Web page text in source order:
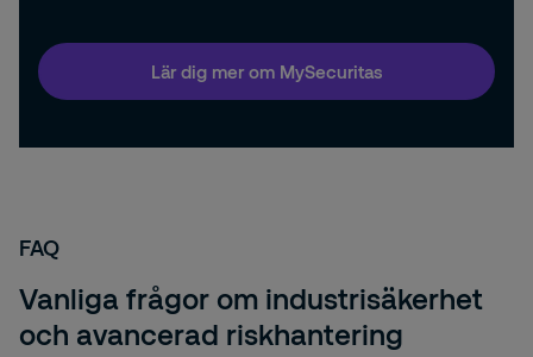
Lär dig mer om MySecuritas
FAQ
Vanliga frågor om industrisäkerhet
och avancerad riskhantering